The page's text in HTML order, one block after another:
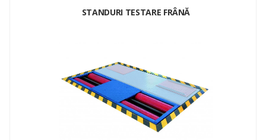
STANDURI TESTARE FRÂNĂ